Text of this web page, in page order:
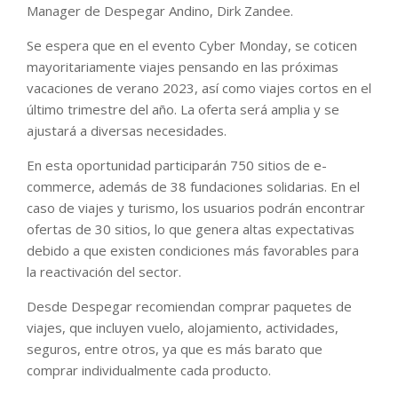
Manager de Despegar Andino, Dirk Zandee.
Se espera que en el evento Cyber Monday, se coticen
mayoritariamente viajes pensando en las próximas
vacaciones de verano 2023, así como viajes cortos en el
último trimestre del año. La oferta será amplia y se
ajustará a diversas necesidades.
En esta oportunidad participarán 750 sitios de e-
commerce, además de 38 fundaciones solidarias. En el
caso de viajes y turismo, los usuarios podrán encontrar
ofertas de 30 sitios, lo que genera altas expectativas
debido a que existen condiciones más favorables para
la reactivación del sector.
Desde Despegar recomiendan comprar paquetes de
viajes, que incluyen vuelo, alojamiento, actividades,
seguros, entre otros, ya que es más barato que
comprar individualmente cada producto.